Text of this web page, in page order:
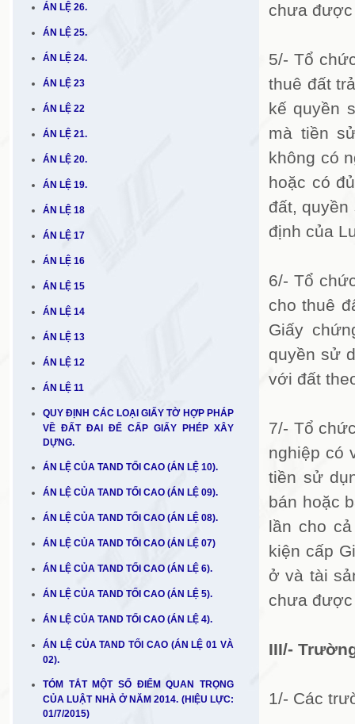
ÁN LỆ 26.
ÁN LỆ 25.
ÁN LỆ 24.
ÁN LỆ 23
ÁN LỆ 22
ÁN LỆ 21.
ÁN LỆ 20.
ÁN LỆ 19.
ÁN LỆ 18
ÁN LỆ 17
ÁN LỆ 16
ÁN LỆ 15
ÁN LỆ 14
ÁN LỆ 13
ÁN LỆ 12
ÁN LỆ 11
QUY ĐỊNH CÁC LOẠI GIẤY TỜ HỢP PHÁP
VỀ ĐẤT ĐAI ĐỂ CẤP GIẤY PHÉP XÂY
DỰNG.
ÁN LỆ CỦA TAND TỐI CAO (ÁN LỆ 10).
ÁN LỆ CỦA TAND TỐI CAO (ÁN LỆ 09).
ÁN LỆ CỦA TAND TỐI CAO (ÁN LỆ 08).
ÁN LỆ CỦA TAND TỐI CAO (ÁN LỆ 07)
ÁN LỆ CỦA TAND TỐI CAO (ÁN LỆ 6).
ÁN LỆ CỦA TAND TỐI CAO (ÁN LỆ 5).
ÁN LỆ CỦA TAND TỐI CAO (ÁN LỆ 4).
ÁN LỆ CỦA TAND TỐI CAO (ÁN LỆ 01 VÀ
02).
TÓM TẮT MỘT SỐ ĐIỂM QUAN TRỌNG
CỦA LUẬT NHÀ Ở NĂM 2014. (HIỆU LỰC:
01/7/2015)
chưa
5/- Tổ
thuê đất
kế quyền
mà tiền
không có
hoặc có
đất,
định của
6/- Tổ
cho thuê
Giấy
quyền sử
với đất
7/- Tổ
nghiệp có
tiền sử
bán hoặc
lần cho
kiện cấp
ở và tài
chưa
III/-
1/- Các